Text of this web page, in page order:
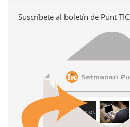
Suscríbete al boletín de Punt TIC